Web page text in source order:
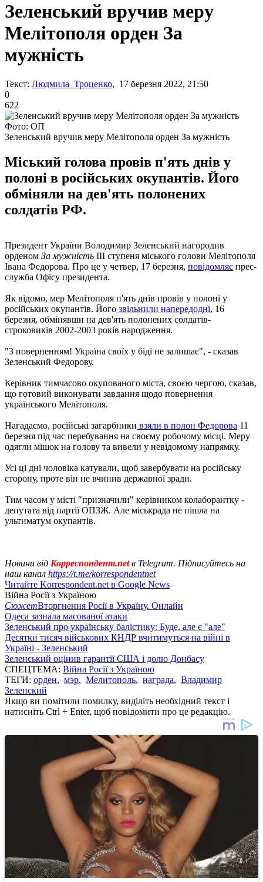
Зеленський вручив меру
Мелітополя орден За
мужність
Текст: Людмила Троценко, 17 березня 2022, 21:50
0
622
Фото: ОП
Зеленський вручив меру Мелітополя орден За мужність
Міський голова провів п'ять днів у
полоні в російських окупантів. Його
обміняли на дев'ять полонених
солдатів РФ.
Президент України Володимир Зеленський нагородив
орденом За мужність ІІІ ступеня міського голови Мелітополя
Івана Федорова. Про це у четвер, 17 березня, повідомляє прес-
служба Офісу президента.
Як відомо, мер Мелітополя п'ять днів провів у полоні у
російських окупантів. Його звільнили напередодні, 16
березня, обмінявши на дев'ять полонених солдатів-
строковиків 2002-2003 років народження.
"З поверненням! Україна своїх у біді не залишає", - сказав
Зеленський Федорову.
Керівник тимчасово окупованого міста, своєю чергою, сказав,
що готовий виконувати завдання щодо повернення
українського Мелітополя.
Нагадаємо, російські загарбники взяли в полон Федорова 11
березня під час перебування на своєму робочому місці. Меру
одягли мішок на голову та вивели у невідомому напрямку.
Усі ці дні чоловіка катували, щоб завербувати на російську
сторону, проте він не вчинив державної зради.
Тим часом у місті "призначили" керівником колаборантку -
депутата від партії ОПЗЖ. Але міськрада не пішла на
ультиматум окупантів.
Новини від Корреспондент.netв Telegram. Підписуйтесь на
наш канал https://t.me/korrespondentnet
Читайте Korrespondent.net в Google News
Війна Росії з Україною
СюжетВторгнення Росії в Україну. Онлайн
Одеса зазнала масованої атаки
Зеленський про українську балістику: Буде, але є "але"
Десятки тисяч військових КНДР вчитимуться на війні в
Україні - Зеленський
Зеленський оцінив гарантії США і долю Донбасу
СПЕЦТЕМА: Війна Росії з Україною
ТЕГИ: орден, мэр, Мелитополь, награда, Владимир
Зеленский
Якщо ви помітили помилку, виділіть необхідний текст і
натисніть Ctrl + Enter, щоб повідомити про це редакцію.